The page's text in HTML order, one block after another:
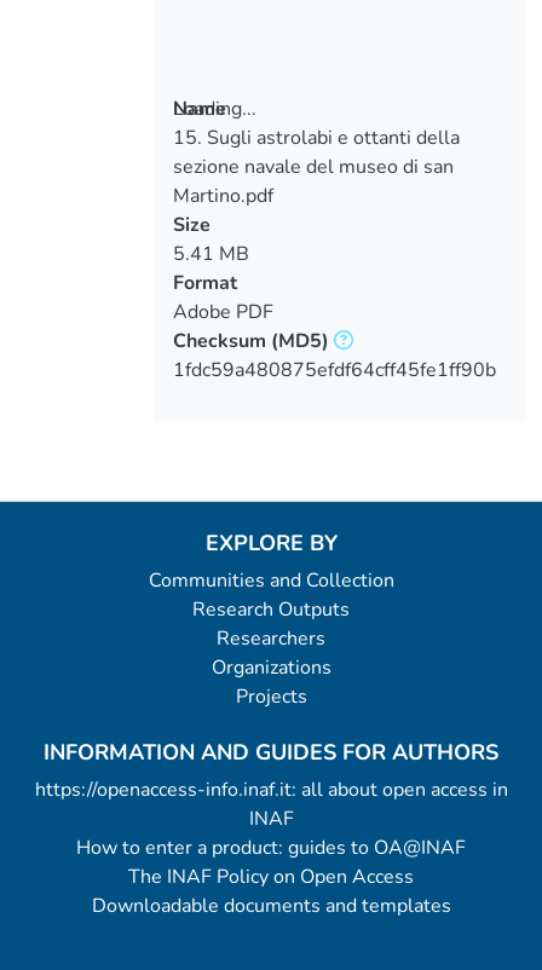
Loading...
Loading...
Name
15. Sugli astrolabi e ottanti della
sezione navale del museo di san
Martino.pdf
Size
5.41 MB
Format
Adobe PDF
Checksum (MD5)
1fdc59a480875efdf64cff45fe1ff90b
EXPLORE BY
Communities and Collection
Research Outputs
Researchers
Organizations
Projects
INFORMATION AND GUIDES FOR AUTHORS
https://openaccess-info.inaf.it: all about open access in
INAF
How to enter a product: guides to OA@INAF
The INAF Policy on Open Access
Downloadable documents and templates